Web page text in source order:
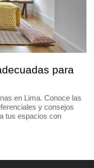
para
en Lima. Conoce las
y consejos
tus espacios con